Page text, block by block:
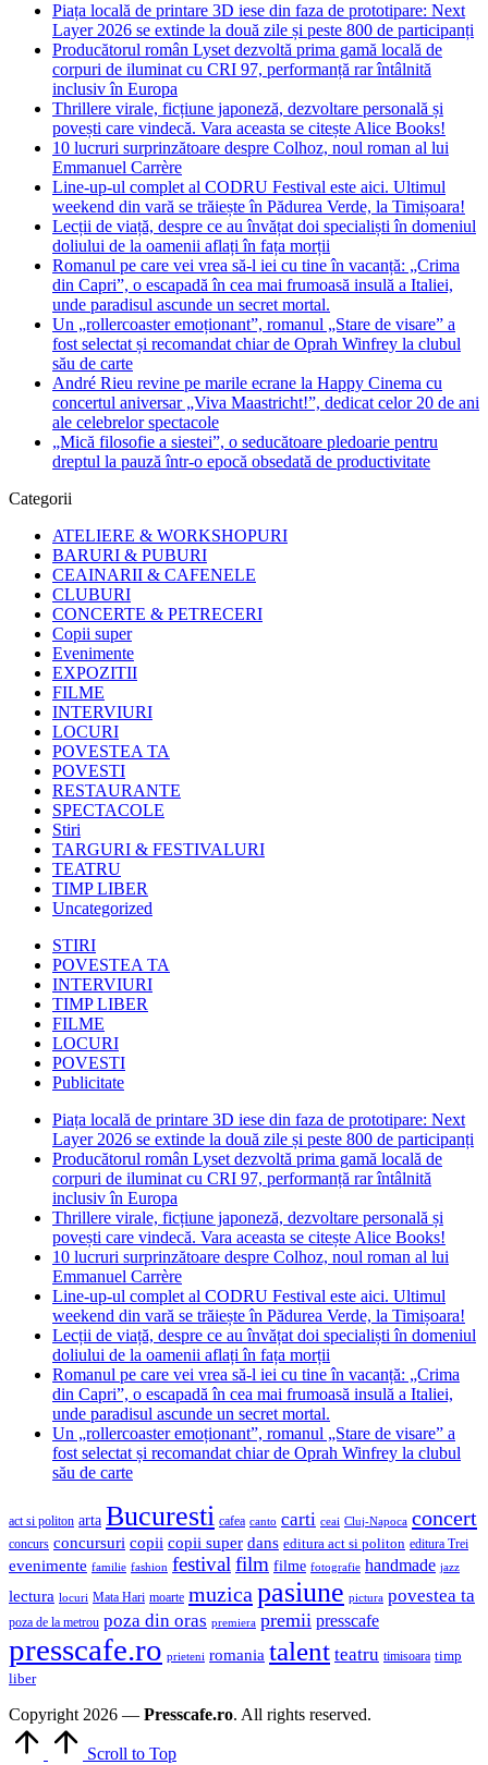
Piața locală de printare 3D iese din faza de prototipare: Next
Layer 2026 se extinde la două zile și peste 800 de participanți
Producătorul român Lyset dezvoltă prima gamă locală de
corpuri de iluminat cu CRI 97, performanță rar întâlnită
inclusiv în Europa
Thrillere virale, ficțiune japoneză, dezvoltare personală și
povești care vindecă. Vara aceasta se citește Alice Books!
10 lucruri surprinzătoare despre Colhoz, noul roman al lui
Emmanuel Carrère
Line-up-ul complet al CODRU Festival este aici. Ultimul
weekend din vară se trăiește în Pădurea Verde, la Timișoara!
Lecții de viață, despre ce au învățat doi specialiști în domeniul
doliului de la oamenii aflați în fața morții
Romanul pe care vei vrea să-l iei cu tine în vacanță: „Crima
din Capri”, o escapadă în cea mai frumoasă insulă a Italiei,
unde paradisul ascunde un secret mortal.
Un „rollercoaster emoționant”, romanul „Stare de visare” a
fost selectat și recomandat chiar de Oprah Winfrey la clubul
său de carte
André Rieu revine pe marile ecrane la Happy Cinema cu
concertul aniversar „Viva Maastricht!”, dedicat celor 20 de ani
ale celebrelor spectacole
„Mică filosofie a siestei”, o seducătoare pledoarie pentru
dreptul la pauză într-o epocă obsedată de productivitate
Categorii
ATELIERE & WORKSHOPURI
BARURI & PUBURI
CEAINARII & CAFENELE
CLUBURI
CONCERTE & PETRECERI
Copii super
Evenimente
EXPOZITII
FILME
INTERVIURI
LOCURI
POVESTEA TA
POVESTI
RESTAURANTE
SPECTACOLE
Stiri
TARGURI & FESTIVALURI
TEATRU
TIMP LIBER
Uncategorized
STIRI
POVESTEA TA
INTERVIURI
TIMP LIBER
FILME
LOCURI
POVESTI
Publicitate
Piața locală de printare 3D iese din faza de prototipare: Next
Layer 2026 se extinde la două zile și peste 800 de participanți
Producătorul român Lyset dezvoltă prima gamă locală de
corpuri de iluminat cu CRI 97, performanță rar întâlnită
inclusiv în Europa
Thrillere virale, ficțiune japoneză, dezvoltare personală și
povești care vindecă. Vara aceasta se citește Alice Books!
10 lucruri surprinzătoare despre Colhoz, noul roman al lui
Emmanuel Carrère
Line-up-ul complet al CODRU Festival este aici. Ultimul
weekend din vară se trăiește în Pădurea Verde, la Timișoara!
Lecții de viață, despre ce au învățat doi specialiști în domeniul
doliului de la oamenii aflați în fața morții
Romanul pe care vei vrea să-l iei cu tine în vacanță: „Crima
din Capri”, o escapadă în cea mai frumoasă insulă a Italiei,
unde paradisul ascunde un secret mortal.
Un „rollercoaster emoționant”, romanul „Stare de visare” a
fost selectat și recomandat chiar de Oprah Winfrey la clubul
său de carte
act si politon arta Bucuresti cafea canto carti ceai Cluj-Napoca concert
concurs concursuri copii copii super dans editura act si politon editura Trei
evenimente familie fashion festival film filme fotografie handmade jazz
lectura locuri Mata Hari moarte muzica pasiune pictura povestea ta
poza de la metrou poza din oras premiera premii presscafe
presscafe.ro prieteni romania talent teatru timisoara timp
liber
Copyright 2026 — Presscafe.ro. All rights reserved.
Scroll to Top